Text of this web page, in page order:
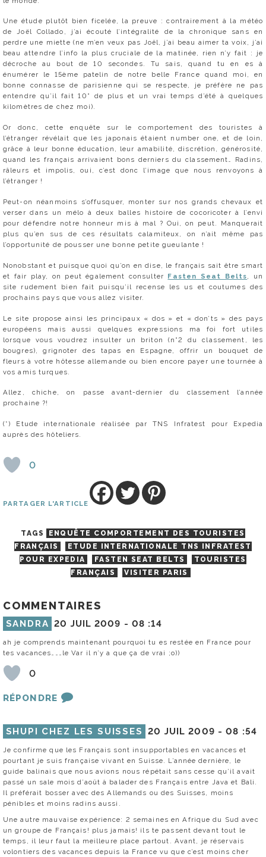
Une étude plutôt bien ficelée, la preuve : contrairement à la météo
de Joël Collado, j’ai écouté l’intégralité de la chronique sans en
perdre une miette (ne m’en veux pas Joël, j’ai beau aimer ta voix, j’ai
beau attendre l’info la plus cruciale de la matinée, rien n’y fait : je
décroche au bout de 10 secondes. Tu sais, quand tu en es à
énumérer le 15ème patelin de notre belle France quand moi, en
bonne connasse de parisienne qui se respecte, je préfère ne pas
entendre qu’il fait 10° de plus et un vrai temps d’été à quelques
kilomètres de chez moi).
Or donc, cette enquête sur le comportement des touristes à
l’étranger révélait que les japonais étaient number one, et de loin,
grâce à leur bonne éducation, leur amabilité, discrétion, générosité,
quand les français arrivaient bons derniers du classement… Radins,
râleurs et impolis, oui, c’est donc l’image que nous renvoyons à
l’étranger !
Peut-on néanmoins s’offusquer, monter sur nos grands chevaux et
verser dans un mélo à deux balles histoire de cocoricoter à l’envi
pour défendre notre honneur mis à mal ? Oui, on peut. Manquerait
plus qu’en sus de ces résultats calamiteux, on n’ait même pas
l’opportunité de pousser une bonne petite gueulante !
Nonobstant et puisque quoi qu’on en dise, le français sait être smart
et fair play, on peut également consulter Fasten Seat Belts, un
site rudement bien fait puisqu’il recense les us et coutumes des
prochains pays que vous allez visiter.
Le site propose ainsi les principaux « dos » et « don’ts » des pays
européens mais aussi quelques expressions ma foi fort utiles
lorsque vous voudrez insulter un briton (n°2 du classement, les
bougres), grignoter des tapas en Espagne, offrir un bouquet de
fleurs à votre hôtesse allemande ou bien encore payer une tournée à
vos amis turques.
Allez, chiche, on passe avant-dernier du classement l’année
prochaine ?!
(*) Etude internationale réalisée par TNS Infratest pour Expedia
auprès des hôteliers.
0
PARTAGER L'ARTICLE
TAGS
ENQUÊTE COMPORTEMENT DES TOURISTES
FRANÇAIS
ETUDE INTERNATIONALE TNS INFRATEST
POUR EXPEDIA
FASTEN SEAT BELTS
TOURISTES
FRANÇAIS
VISITER PARIS
COMMENTAIRES
SANDRA 20 JUIL 2009 - 08 :14
ah je comprends maintenant pourquoi tu es restée en France pour
tes vacances………le Var il n’y a que ça de vrai ;o))
0
RÉPONDRE
SHUPI CHEZ LES SUISSES 20 JUIL 2009 -08 :54
Je confirme que les Français sont insupportables en vacances et
pourtant je suis française vivant en Suisse. L’année dernière, le
guide balinais que nous avions nous répétait sans cesse qu’il avait
passé un sale mois d’août à balader des Français entre Java et Bali.
Il préférait bosser avec des Allemands ou des Suisses, moins
pénibles et moins radins aussi.
Une autre mauvaise expérience: 2 semaines en Afrique du Sud avec
un groupe de Français! plus jamais! ils te passent devant tout le
temps, il leur faut la meilleure place partout. Avant, je réservais
volontiers des vacances depuis la France vu que c’est moins cher